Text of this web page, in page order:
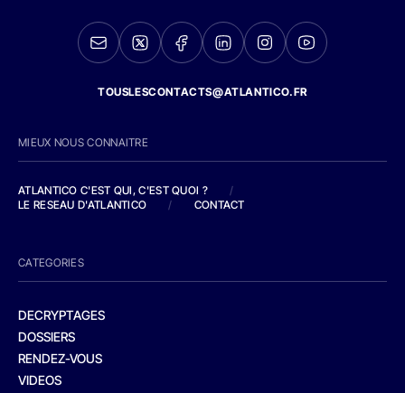
TOUSLESCONTACTS@ATLANTICO.FR
MIEUX NOUS CONNAITRE
ATLANTICO C'EST QUI, C'EST QUOI ?
/
LE RESEAU D'ATLANTICO
/ CONTACT
CATEGORIES
DECRYPTAGES
DOSSIERS
RENDEZ-VOUS
VIDEOS